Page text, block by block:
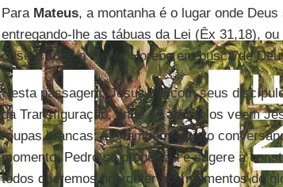
Para Mateus, a montanha é o lugar onde
entregando-lhe as tábuas da Lei (Êx 31,18), ou
crise e sobe o Monte Horebe em busca de
Nesta passagem, Jesus vai com seus
da Transfiguração, onde os apóstolos veem
roupas brancas; ele também é visto
momento, Pedro se pronuncia e sugere a
todos queremos nos deter nos momentos de